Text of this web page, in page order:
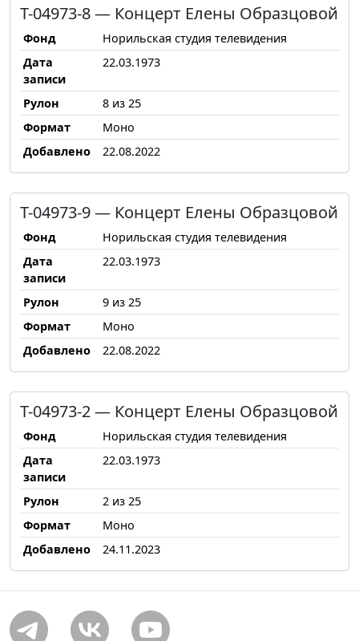
Т-04973-8 — Концерт Елены Образцовой
Фонд
Норильская студия телевидения
Дата
записи
22.03.1973
Рулон
8 из 25
Формат
Моно
Добавлено
22.08.2022
Т-04973-9 — Концерт Елены Образцовой
Фонд
Норильская студия телевидения
Дата
записи
22.03.1973
Рулон
9 из 25
Формат
Моно
Добавлено
22.08.2022
Т-04973-2 — Концерт Елены Образцовой
Фонд
Норильская студия телевидения
Дата
записи
22.03.1973
Рулон
2 из 25
Формат
Моно
Добавлено
24.11.2023